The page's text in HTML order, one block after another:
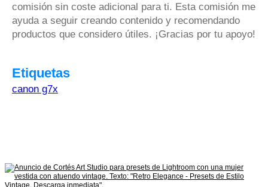
comisión sin coste adicional para ti. Esta comisión me
ayuda a seguir creando contenido y recomendando
productos que considero útiles. ¡Gracias por tu apoyo!
Etiquetas
canon g7x